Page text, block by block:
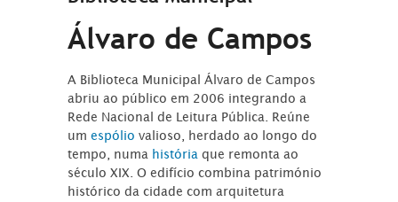
Álvaro de Campos
A Biblioteca Municipal Álvaro de Campos
abriu ao público em 2006 integrando a
Rede Nacional de Leitura Pública. Reúne
umespóliovalioso, herdado ao longo do
tempo, numa história que remonta ao
século XIX. O edifício combina património
histórico da cidade com arquitetura